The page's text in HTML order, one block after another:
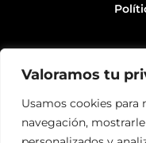
Valoramos tu
Usamos cookies para
navegación,